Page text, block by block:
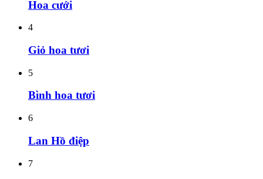
Hoa cưới
4
Giỏ hoa tươi
5
Bình hoa tươi
6
Lan Hồ điệp
7